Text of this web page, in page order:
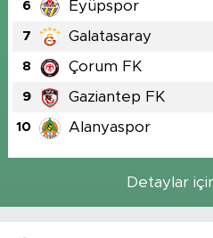
6 Eyüpspor
7 Galatasaray
8 Çorum FK
9 Gaziantep FK
10 Alanyaspor
Detaylar